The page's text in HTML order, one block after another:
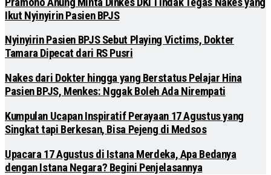
Ikut Nyinyirin Pasien BPJS
Nyinyirin Pasien BPJS Sebut Playing Victims, Dokter
Tamara Dipecat dari RS Pusri
Nakes dari Dokter hingga yang Berstatus Pelajar Hina
Pasien BPJS, Menkes: Nggak Boleh Ada Nirempati
Kumpulan Ucapan Inspiratif Perayaan 17 Agustus yang
Singkat tapi Berkesan, Bisa Pejeng di Medsos
Upacara 17 Agustus di Istana Merdeka, Apa Bedanya
dengan Istana Negara? Begini Penjelasannya